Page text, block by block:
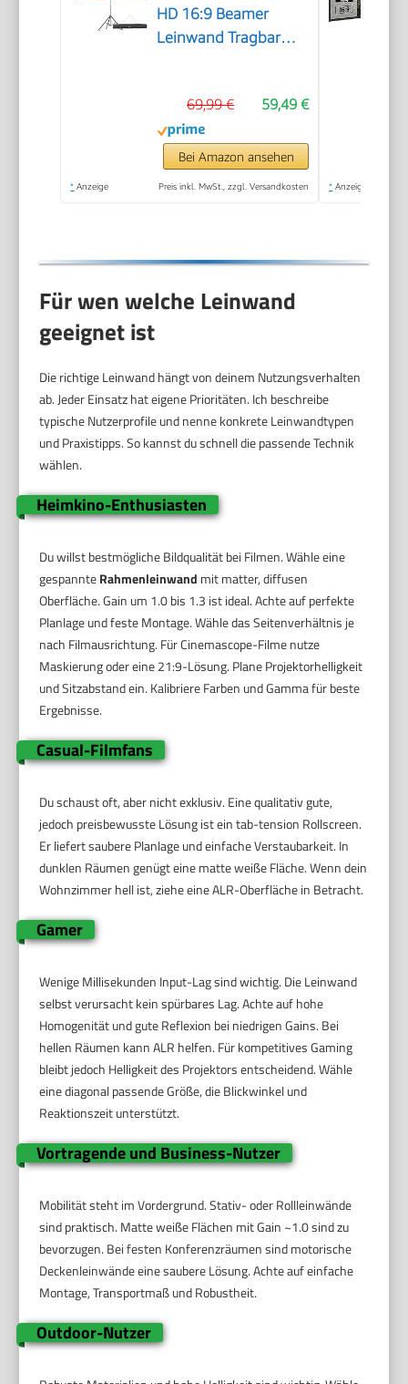
HD 16:9 Beamer
Leinwand Tragbar
Ideal für Heimkino,
Camping und
Freizeitveranstaltungen
59,49 €
69,99 €
Bei Amazon ansehen
* Anzeige Preis inkl. MwSt., zzgl. Versandkosten * Anzeige
Für wen welche Leinwand
geeignet ist
Die richtige Leinwand hängt von deinem Nutzungsverhalten
ab. Jeder Einsatz hat eigene Prioritäten. Ich beschreibe
typische Nutzerprofile und nenne konkrete Leinwandtypen
und Praxistipps. So kannst du schnell die passende Technik
wählen.
Heimkino-Enthusiasten
Du willst bestmögliche Bildqualität bei Filmen. Wähle eine
gespannteRahmenleinwand mit matter, diffusen
Oberfläche. Gain um 1.0 bis 1.3 ist ideal. Achte auf perfekte
Planlage und feste Montage. Wähle das Seitenverhältnis je
nach Filmausrichtung. Für Cinemascope-Filme nutze
Maskierung oder eine 21:9-Lösung. Plane Projektorhelligkeit
und Sitzabstand ein. Kalibriere Farben und Gamma für beste
Ergebnisse.
Casual-Filmfans
Du schaust oft, aber nicht exklusiv. Eine qualitativ gute,
jedoch preisbewusste Lösung ist ein tab-tension Rollscreen.
Er liefert saubere Planlage und einfache Verstaubarkeit. In
dunklen Räumen genügt eine matte weiße Fläche. Wenn dein
Wohnzimmer hell ist, ziehe eine ALR-Oberfläche in Betracht.
Gamer
Wenige Millisekunden Input-Lag sind wichtig. Die Leinwand
selbst verursacht kein spürbares Lag. Achte auf hohe
Homogenität und gute Reflexion bei niedrigen Gains. Bei
hellen Räumen kann ALR helfen. Für kompetitives Gaming
bleibt jedoch Helligkeit des Projektors entscheidend. Wähle
eine diagonal passende Größe, die Blickwinkel und
Reaktionszeit unterstützt.
Vortragende und Business-Nutzer
Mobilität steht im Vordergrund. Stativ- oder Rollleinwände
sind praktisch. Matte weiße Flächen mit Gain ~1.0 sind zu
bevorzugen. Bei festen Konferenzräumen sind motorische
Deckenleinwände eine saubere Lösung. Achte auf einfache
Montage, Transportmaß und Robustheit.
Outdoor-Nutzer